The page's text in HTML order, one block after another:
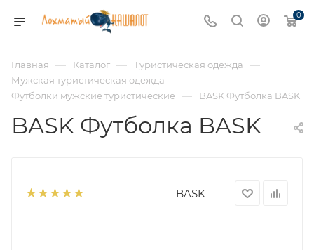
0
Главная — Каталог — Туристическая одежда —
Мужская туристическая одежда —
Футболки мужские туристические — BASK Футболка BASK
BASK Футболка BASK
BASK